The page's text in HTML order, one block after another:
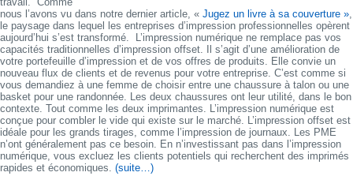
nous l’avons vu dans notre dernier article, « Jugez un livre à sa couverture »
le paysage dans lequel les entreprises d’impression professionnelles opèrent
aujourd’hui s’est transformé. L’impression numérique ne remplace pas vos
capacités traditionnelles d’impression offset. Il s’agit d’une amélioration de
votre portefeuille d’impression et de vos offres de produits. Elle convie un
nouveau flux de clients et de revenus pour votre entreprise. C’est comme si
vous demandiez à une femme de choisir entre une chaussure à talon ou une
basket pour une randonnée. Les deux chaussures ont leur utilité, dans le bon
contexte. Tout comme les deux imprimantes. L’impression numérique est
conçue pour combler le vide qui existe sur le marché. L’impression offset est
idéale pour les grands tirages, comme l’impression de journaux. Les PME
n’ont généralement pas ce besoin. En n’investissant pas dans l’impression
numérique, vous excluez les clients potentiels qui recherchent des imprimés
rapides et économiques. (suite…)